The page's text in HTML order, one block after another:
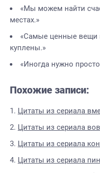
«Мы можем найти
местах.»
«Самые ценные вещи
куплены.»
«Иногда нужно
Похожие записи:
Цитаты из сериала
Цитаты из сериала
Цитаты из сериала
Цитаты из сериала